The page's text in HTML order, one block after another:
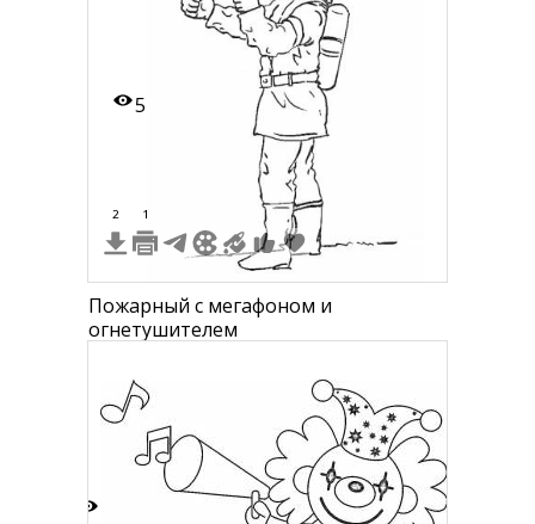
5
2 1
Пожарный с мегафоном и
огнетушителем